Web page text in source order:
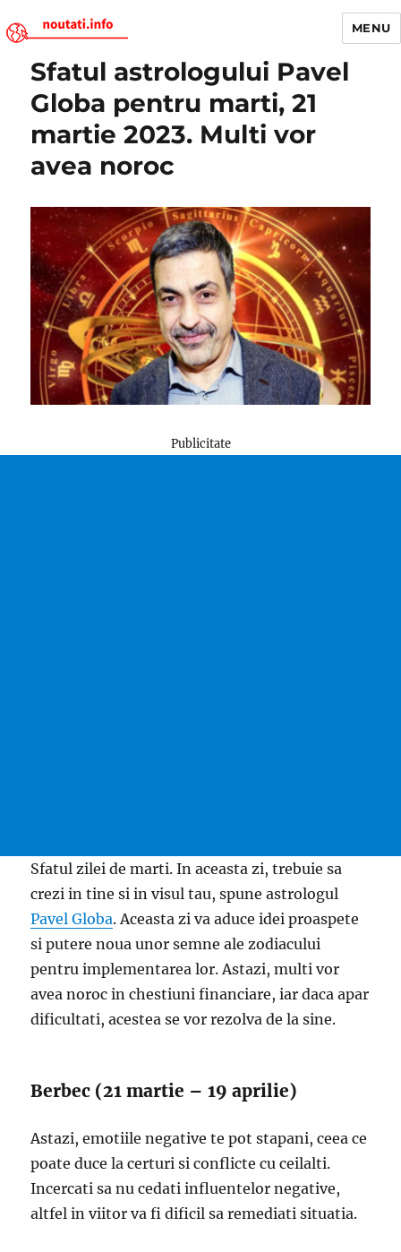
Noutati.Info
MENU
Sfatul astrologului Pavel
Globa pentru marti, 21
martie 2023. Multi vor
avea noroc
Publicitate
Sfatul zilei de marti. In aceasta zi, trebuie sa
crezi in tine si in visul tau, spune astrologul
Pavel Globa. Aceasta zi va aduce idei proaspete
si putere noua unor semne ale zodiacului
pentru implementarea lor. Astazi, multi vor
avea noroc in chestiuni financiare, iar daca apar
dificultati, acestea se vor rezolva de la sine.
Berbec (21 martie – 19 aprilie)
Astazi, emotiile negative te pot stapani, ceea ce
poate duce la certuri si conflicte cu ceilalti.
Incercati sa nu cedati influentelor negative,
altfel in viitor va fi dificil sa remediati situatia.